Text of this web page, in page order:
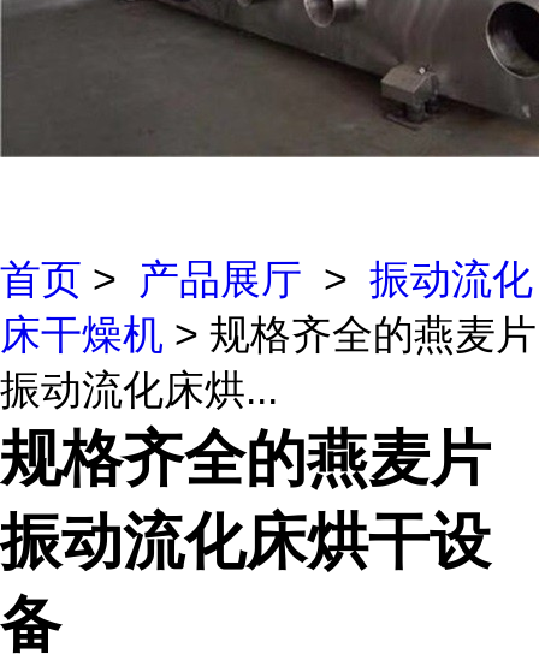
首页 > 产品展厅 > 振动流化
床干燥机 > 规格齐全的燕麦片
振动流化床烘...
规格齐全的燕麦片
振动流化床烘干设
备